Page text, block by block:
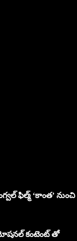
ఫిల్మ్ ‘కాంత’ నుంచి
కంటెంట్ తో